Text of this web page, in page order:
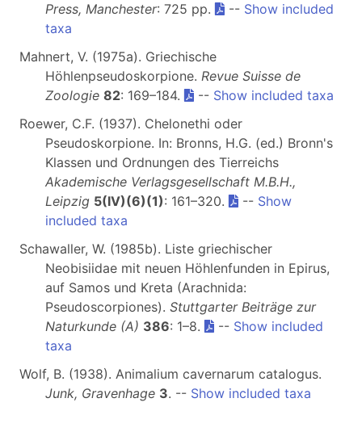
Press, Manchester: 725 pp. -- Show included
taxa
Mahnert, V. (1975a). Griechische
Höhlenpseudoskorpione. Revue Suisse de
Zoologie 82: 169–184. -- Show included taxa
Roewer, C.F. (1937). Chelonethi oder
Pseudoskorpione. In: Bronns, H.G. (ed.) Bronn's
Klassen und Ordnungen des Tierreichs
Akademische Verlagsgesellschaft M.B.H.,
Leipzig 5(IV)(6)(1): 161–320. -- Show
included taxa
Schawaller, W. (1985b). Liste griechischer
Neobisiidae mit neuen Höhlenfunden in Epirus,
auf Samos und Kreta (Arachnida:
Pseudoscorpiones). Stuttgarter Beiträge zur
Naturkunde (A) 386: 1–8. -- Show included
taxa
Wolf, B. (1938). Animalium cavernarum catalogus.
Junk, Gravenhage 3. -- Show included taxa